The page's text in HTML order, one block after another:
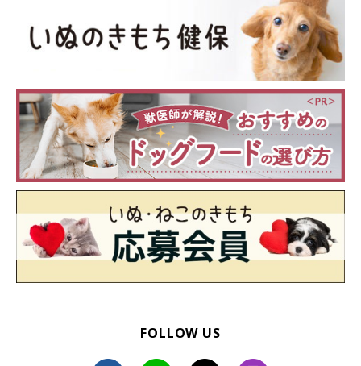
ので、これらの治療を早い段階で行うことも重要です。
たばこや一部のアロマなどは、肺やその他の呼吸器に悪影響を及
ぼすことがあるので控えたほうが良いでしょう。
病気の治療で投薬や強制給餌している犬がいる場合は、餌や水な
どはむせないようにゆっくり飲み込ませてあげましょう。
高齢の犬は、人間が気づかないうちに誤嚥することがあります。
特に寝たきりなど自身で姿勢を維持できない犬は、普段から注意
して見ておく必要があります。
FOLLOW US